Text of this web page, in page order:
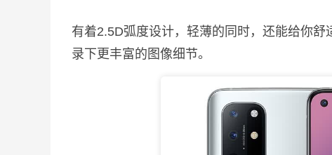
有着2.5D弧度设计，轻薄的同时，还能给你
录下更丰富的图像细节。